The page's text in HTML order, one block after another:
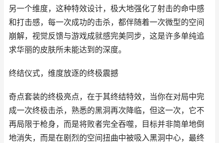
另一个维度，这种特效设计，极大地强化了射击的命中感
和打击感，每一次成功的击杀，都伴随着一次微型的空间
崩解，视觉反馈与游戏成就感完美同步，这是许多单纯追
求华丽的皮肤所未能达到的深度。
终结仪式，维度放逐的终极震撼
奇点套装的终极亮点，在于其终结特效，当你在对局中完
成一次终极击杀，熟悉的黑洞再次降临，但这一次，它不
再局限于枪身，而是将败者完全吞噬，目标并非简单地倒
地消失，而是在剧烈的空间扭曲中被吸入黑洞中心，最终